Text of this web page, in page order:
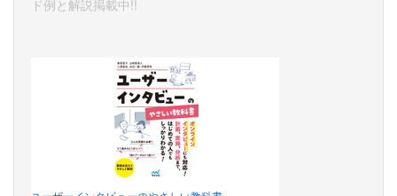
ド例と解説掲載中!!